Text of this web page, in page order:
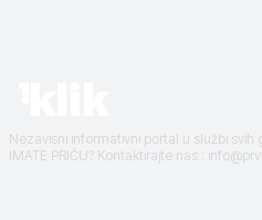
Nezavisni informativni portal u službi svih
IMATE PRIČU? Kontaktirajte nas :